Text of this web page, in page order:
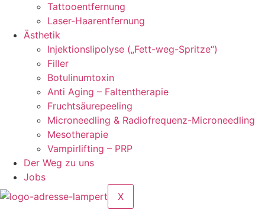
Tattooentfernung
Laser-Haarentfernung
Ästhetik
Injektionslipolyse („Fett-weg-Spritze“)
Filler
Botulinumtoxin
Anti Aging – Faltentherapie
Fruchtsäurepeeling
Microneedling & Radiofrequenz-Microneedling
Mesotherapie
Vampirlifting – PRP
Der Weg zu uns
Jobs
X